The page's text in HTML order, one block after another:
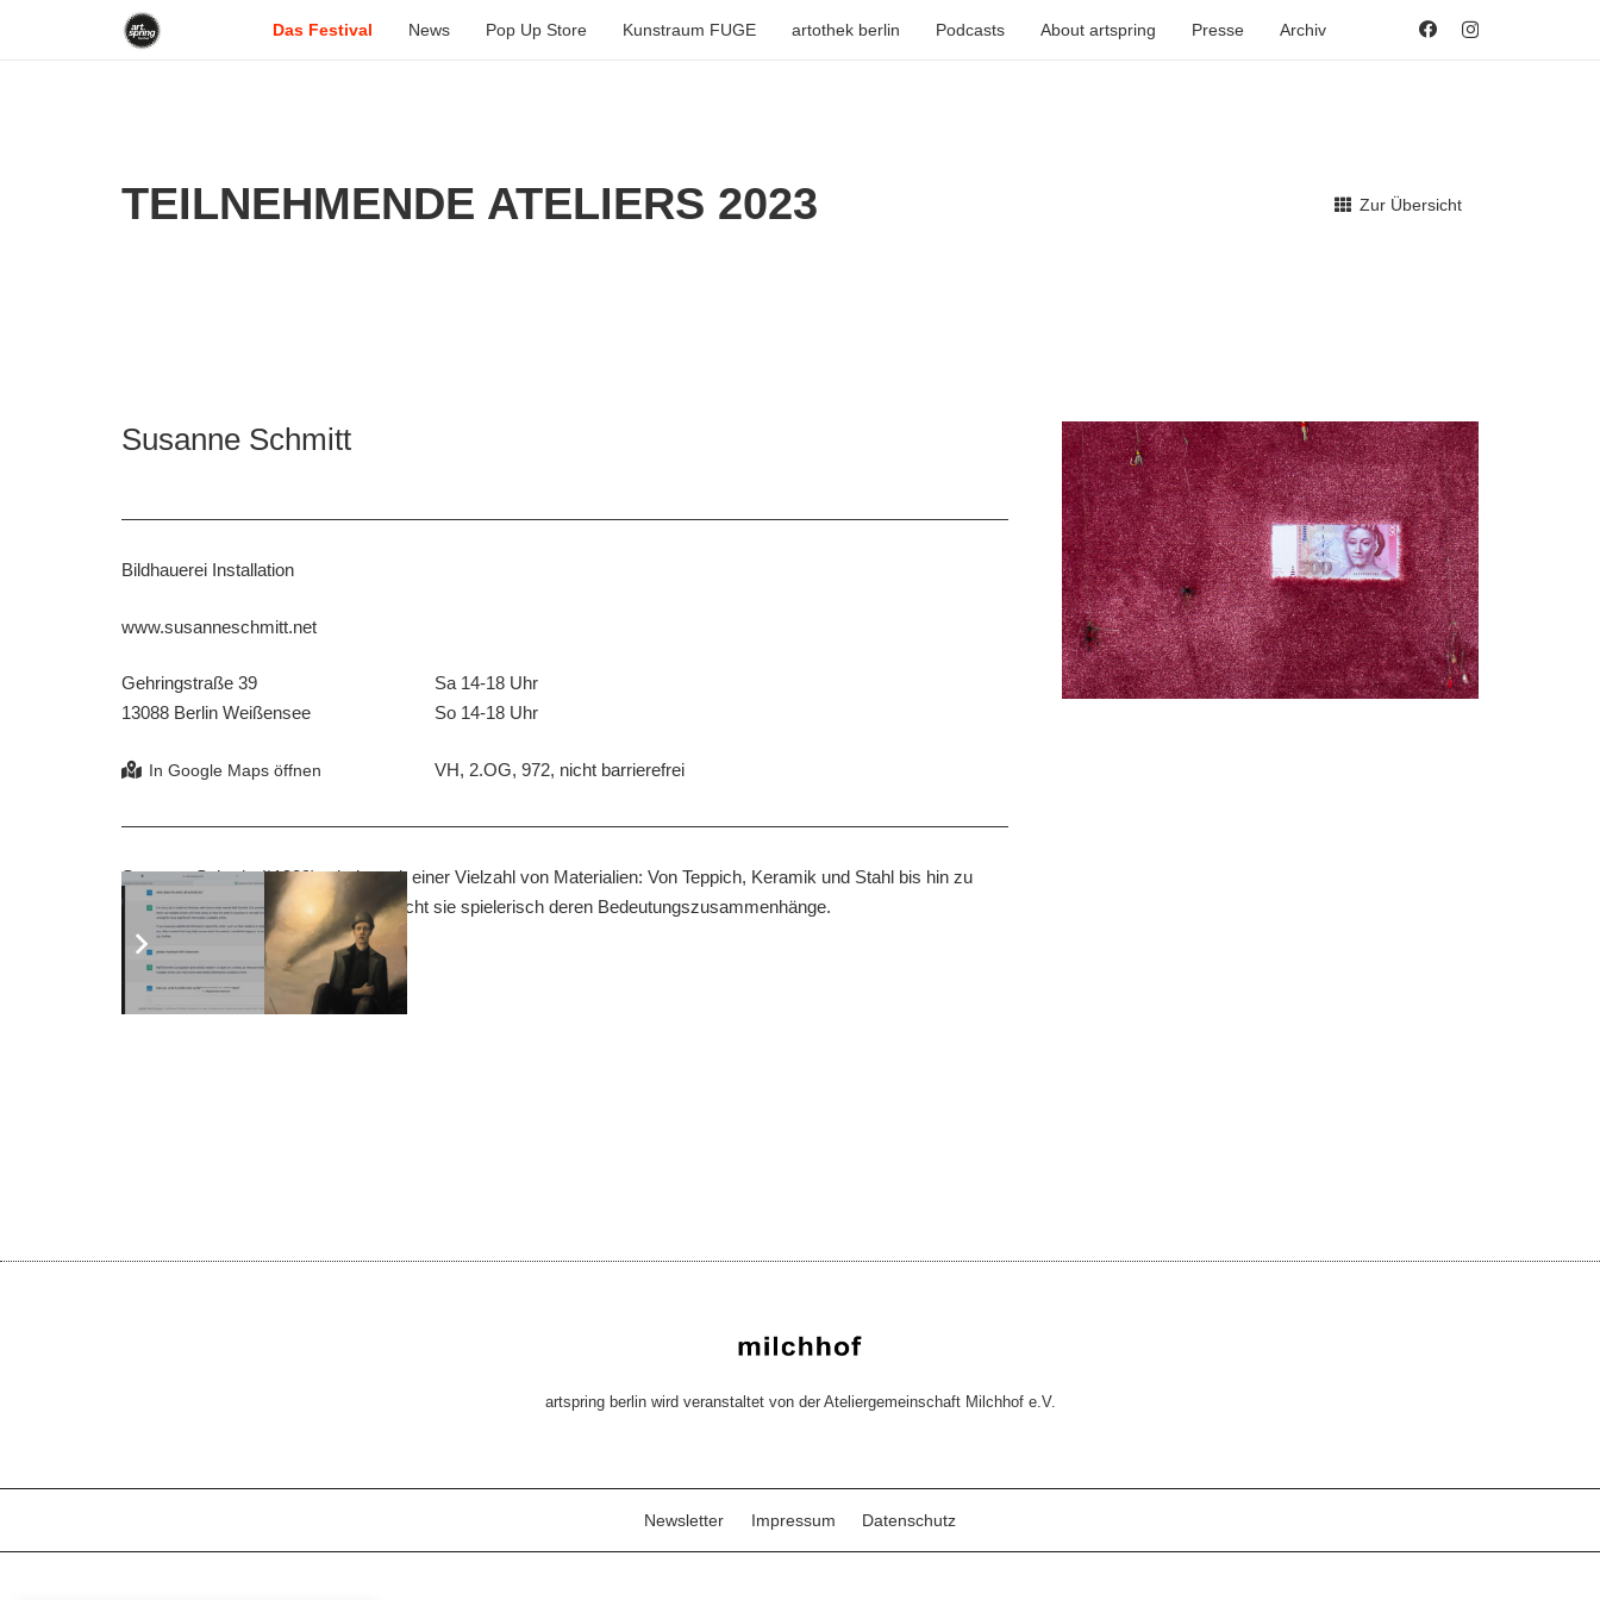
Das Festival News Pop Up Store Kunstraum FUGE artothek berlin Podcasts About artspring Presse Archiv
TEILNEHMENDE ATELIERS 2023 Zur Übersicht
Susanne Schmitt
Bildhauerei Installation
www.susanneschmitt.net
Gehringstraße 39
13088 Berlin Weißensee
Sa 14-18 Uhr
So 14-18 Uhr
VH, 2.OG, 972, nicht barrierefrei
Susanne Schmitt (*1989) arbeitet mit einer Vielzahl von Materialien: Von Teppich, Keramik und Stahl bis hin zu
gefundenen Objekten. Dabei untersucht sie spielerisch deren Bedeutungszusammenhänge.
artspring berlin wird veranstaltet von der Ateliergemeinschaft Milchhof e.V.
Newsletter Impressum Datenschutz